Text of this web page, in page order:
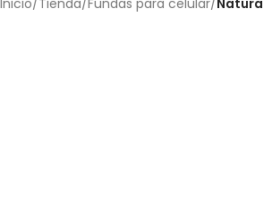
Inicio/Tienda/Fundas para celular/Natura